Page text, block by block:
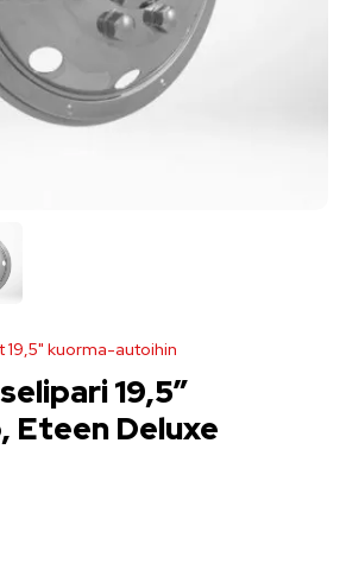
19,5" kuorma-autoihin
19,5″
Eteen Deluxe